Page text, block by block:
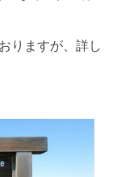
りますが、詳し